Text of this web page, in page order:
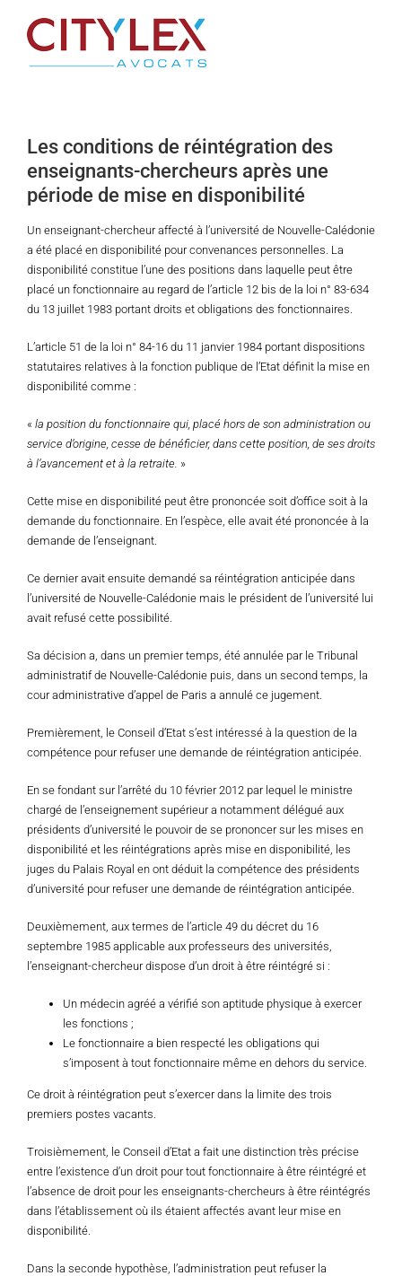
contenu
Les conditions de réintégration des
enseignants-chercheurs après une
période de mise en disponibilité
Un enseignant-chercheur affecté à l’université de Nouvelle-Calédonie
a été placé en disponibilité pour convenances personnelles. La
disponibilité constitue l’une des positions dans laquelle peut être
placé un fonctionnaire au regard de l’article 12 bis de la loi n° 83-634
du 13 juillet 1983 portant droits et obligations des fonctionnaires.
L’article 51 de la loi n° 84-16 du 11 janvier 1984 portant dispositions
statutaires relatives à la fonction publique de l’Etat définit la mise en
disponibilité comme :
« la position du fonctionnaire qui, placé hors de son administration ou
service d’origine, cesse de bénéficier, dans cette position, de ses droits
à l’avancement et à la retraite. »
Cette mise en disponibilité peut être prononcée soit d’office soit à la
demande du fonctionnaire. En l’espèce, elle avait été prononcée à la
demande de l’enseignant.
Ce dernier avait ensuite demandé sa réintégration anticipée dans
l’université de Nouvelle-Calédonie mais le président de l’université lui
avait refusé cette possibilité.
Sa décision a, dans un premier temps, été annulée par le Tribunal
administratif de Nouvelle-Calédonie puis, dans un second temps, la
cour administrative d’appel de Paris a annulé ce jugement.
Premièrement, le Conseil d’Etat s’est intéressé à la question de la
compétence pour refuser une demande de réintégration anticipée.
En se fondant sur l’arrêté du 10 février 2012 par lequel le ministre
chargé de l’enseignement supérieur a notamment délégué aux
présidents d’université le pouvoir de se prononcer sur les mises en
disponibilité et les réintégrations après mise en disponibilité, les
juges du Palais Royal en ont déduit la compétence des présidents
d’université pour refuser une demande de réintégration anticipée.
Deuxièmement, aux termes de l’article 49 du décret du 16
septembre 1985 applicable aux professeurs des universités,
l’enseignant-chercheur dispose d’un droit à être réintégré si :
Un médecin agréé a vérifié son aptitude physique à exercer
les fonctions ;
Le fonctionnaire a bien respecté les obligations qui
s’imposent à tout fonctionnaire même en dehors du service.
Ce droit à réintégration peut s’exercer dans la limite des trois
premiers postes vacants.
Troisièmement, le Conseil d’Etat a fait une distinction très précise
entre l’existence d’un droit pour tout fonctionnaire à être réintégré et
l’absence de droit pour les enseignants-chercheurs à être réintégrés
dans l’établissement où ils étaient affectés avant leur mise en
disponibilité.
Dans la seconde hypothèse, l’administration peut refuser la